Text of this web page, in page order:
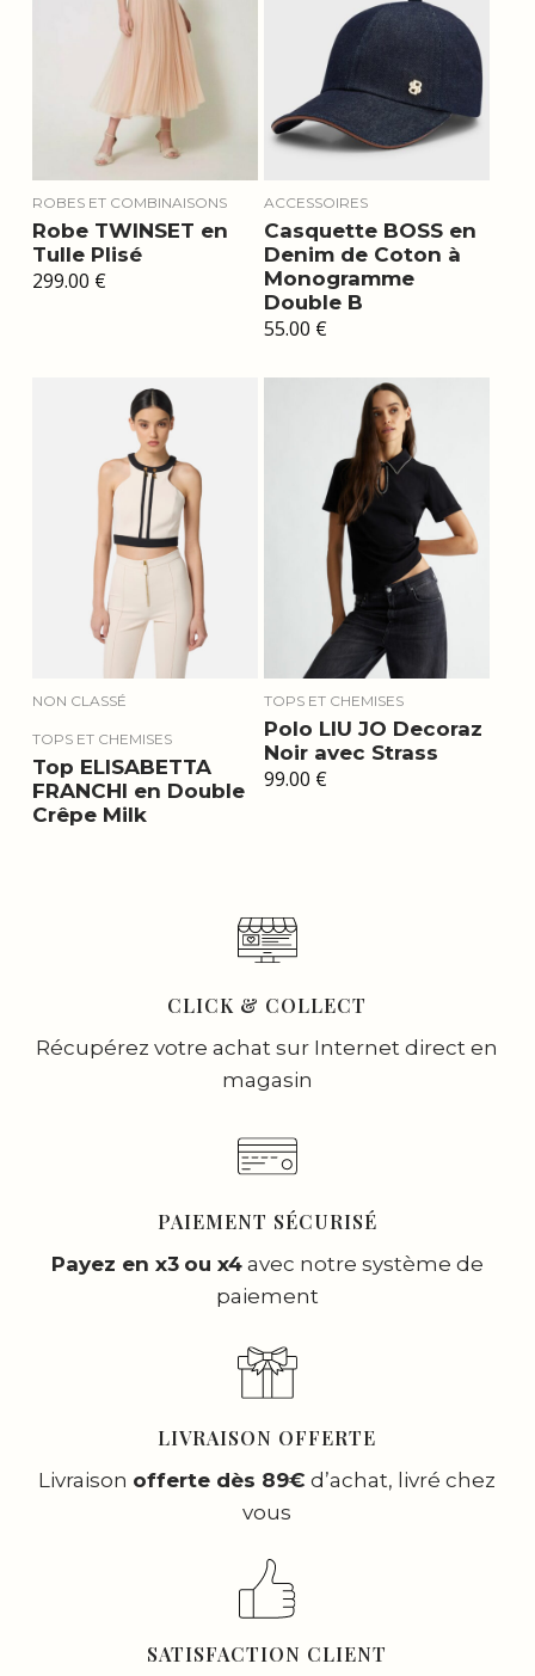
ROBES ET COMBINAISONS
Robe TWINSET en
Tulle Plisé
299.00 €
ACCESSOIRES
Casquette BOSS en
Denim de Coton à
Monogramme
Double B
55.00 €
NON CLASSÉ
TOPS ET CHEMISES
Top ELISABETTA
FRANCHI en Double
Crêpe Milk
TOPS ET CHEMISES
Polo LIU JO Decoraz
Noir avec Strass
99.00 €
CLICK & COLLECT
Récupérez votre achat sur Internet direct en
magasin
PAIEMENT SÉCURISÉ
Payez en x3 ou x4avec notre système de
paiement
LIVRAISON OFFERTE
Livraison offerte dès 89€ d’achat, livré chez
vous
SATISFACTION CLIENT